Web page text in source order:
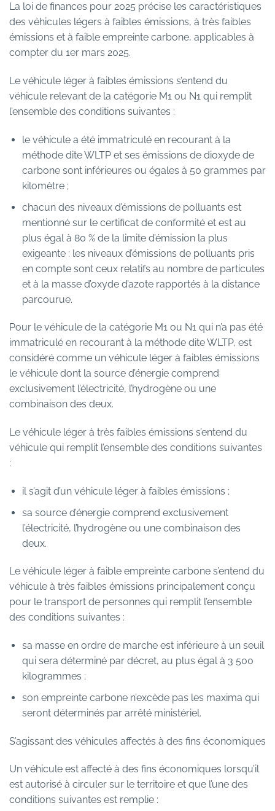
La loi de finances pour 2025 précise les caractéristiques
des véhicules légers à faibles émissions, à très faibles
émissions et à faible empreinte carbone, applicables à
compter du 1er mars 2025.
Le véhicule léger à faibles émissions s’entend du
véhicule relevant de la catégorie M1 ou N1 qui remplit
l’ensemble des conditions suivantes :
le véhicule a été immatriculé en recourant à la
méthode dite WLTP et ses émissions de dioxyde de
carbone sont inférieures ou égales à 50 grammes par
kilomètre ;
chacun des niveaux d’émissions de polluants est
mentionné sur le certificat de conformité et est au
plus égal à 80 % de la limite d’émission la plus
exigeante : les niveaux d’émissions de polluants pris
en compte sont ceux relatifs au nombre de particules
et à la masse d’oxyde d’azote rapportés à la distance
parcourue.
Pour le véhicule de la catégorie M1 ou N1 qui n’a pas été
immatriculé en recourant à la méthode dite WLTP, est
considéré comme un véhicule léger à faibles émissions
le véhicule dont la source d’énergie comprend
exclusivement l’électricité, l’hydrogène ou une
combinaison des deux.
Le véhicule léger à très faibles émissions s’entend du
véhicule qui remplit l’ensemble des conditions suivantes
:
il s’agit d’un véhicule léger à faibles émissions ;
sa source d’énergie comprend exclusivement
l’électricité, l’hydrogène ou une combinaison des
deux.
Le véhicule léger à faible empreinte carbone s’entend du
véhicule à très faibles émissions principalement conçu
pour le transport de personnes qui remplit l’ensemble
des conditions suivantes :
sa masse en ordre de marche est inférieure à un seuil
qui sera déterminé par décret, au plus égal à 3 500
kilogrammes ;
son empreinte carbone n’excède pas les maxima qui
seront déterminés par arrêté ministériel.
S’agissant des véhicules affectés à des fins économiques
Un véhicule est affecté à des fins économiques lorsqu’il
est autorisé à circuler sur le territoire et que l’une des
conditions suivantes est remplie :